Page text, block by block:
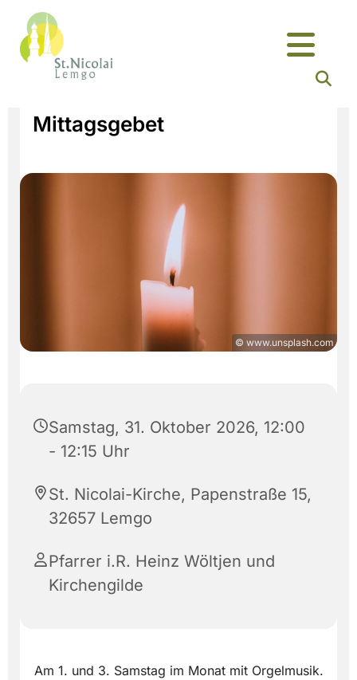
Mittagsgebet
© www.unsplash.com
Samstag, 31. Oktober 2026, 12:00
- 12:15 Uhr
St. Nicolai-Kirche, Papenstraße 15,
32657 Lemgo
Pfarrer i.R. Heinz Wöltjen und
Kirchengilde
Am 1. und 3. Samstag im Monat mit Orgelmusik.